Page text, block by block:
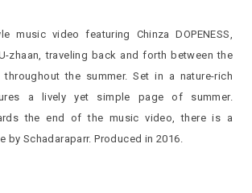
music video featuring Chinza DOPENESS,
zhaan, traveling back and forth between the
the summer. Set in a nature-rich
a lively yet simple page of summer.
the end of the music video, there is a
by Schadaraparr. Produced in 2016.